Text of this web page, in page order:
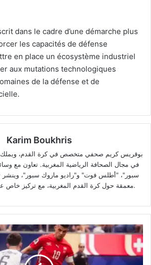
dans le cadre d’une démarche plus
les capacités de défense
en place un écosystème industriel
aux mutations technologiques
de la défense et de
Karim Boukhris
بوقريس كريم صحفي متخصص في كرة القدم، ويملك
في مجال الصحافة الرياضية المغربية. تعاون مع
سبور"، "أطلس فوت" و"راديو ماروك سبور"، وينشر
معمقة حول كرة القدم المغربية، مع تركيز خاص على المنتخبات الوطنية.